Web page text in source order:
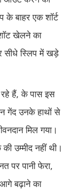
बाहर एक शॉर्ट
खेलने का
सीधे स्लिप में खड़े
हैं, के पास इस
गेंद उनके हाथों से
मिल गया।
उम्मीद नहीं थी।
पर पानी फेरा,
बढ़ाने का